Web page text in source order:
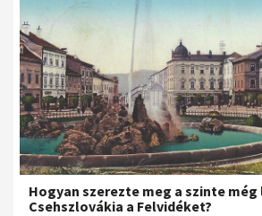
Hogyan szerezte meg a szinte
Csehszlovákia a Felvidéket?